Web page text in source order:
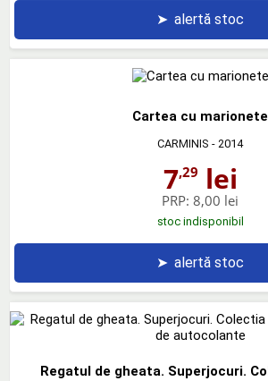
➤ alertă stoc
Cartea cu marionete
CARMINIS - 2014
7,29 lei
PRP: 8,00 lei
stoc indisponibil
➤ alertă stoc
Regatul de gheata. Superjocuri.